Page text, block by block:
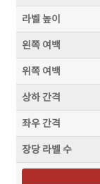
라벨 높이
왼쪽 여백
위쪽 여백
상하 간격
좌우 간격
장당 라벨 수